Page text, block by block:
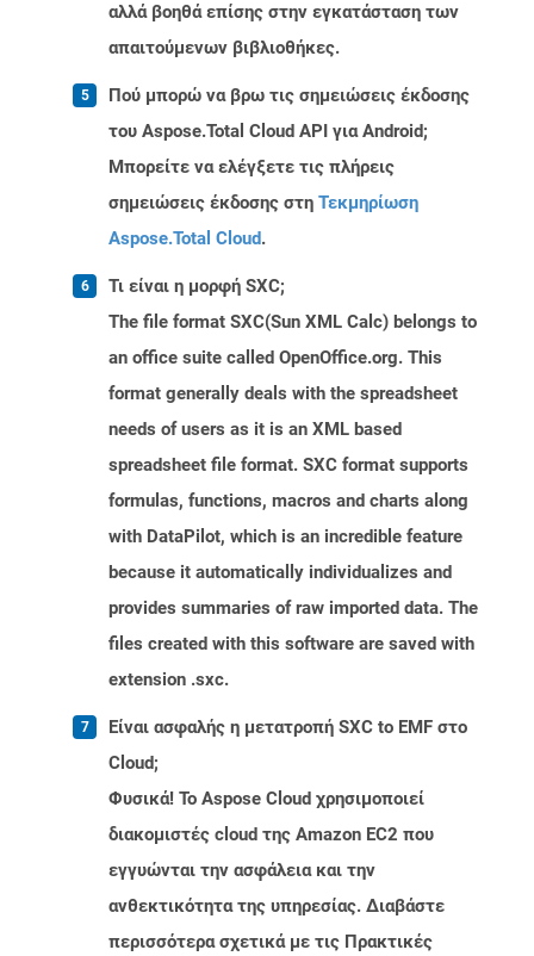
αλλά βοηθά επίσης στην εγκατάσταση των
απαιτούμενων βιβλιοθήκες.
Πού μπορώ να βρω τις σημειώσεις έκδοσης
του Aspose.Total Cloud API για Android;
Μπορείτε να ελέγξετε τις πλήρεις
σημειώσεις έκδοσης στη Τεκμηρίωση
Aspose.Total Cloud.
Τι είναι η μορφή SXC;
The file format SXC(Sun XML Calc) belongs to
an office suite called OpenOffice.org. This
format generally deals with the spreadsheet
needs of users as it is an XML based
spreadsheet file format. SXC format supports
formulas, functions, macros and charts along
with DataPilot, which is an incredible feature
because it automatically individualizes and
provides summaries of raw imported data. The
files created with this software are saved with
extension .sxc.
Είναι ασφαλής η μετατροπή SXC to EMF στο
Cloud;
Φυσικά! Το Aspose Cloud χρησιμοποιεί
διακομιστές cloud της Amazon EC2 που
εγγυώνται την ασφάλεια και την
ανθεκτικότητα της υπηρεσίας. Διαβάστε
περισσότερα σχετικά με τις Πρακτικές